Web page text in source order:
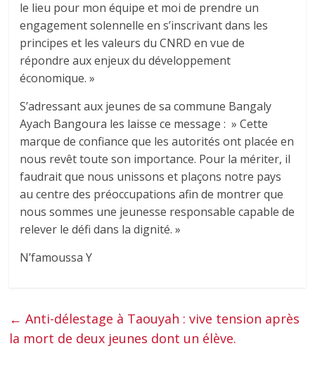
le lieu pour mon équipe et moi de prendre un
engagement solennelle en s’inscrivant dans les
principes et les valeurs du CNRD en vue de
répondre aux enjeux du développement
économique. »
S’adressant aux jeunes de sa commune Bangaly
Ayach Bangoura les laisse ce message : » Cette
marque de confiance que les autorités ont placée en
nous revêt toute son importance. Pour la mériter, il
faudrait que nous unissons et plaçons notre pays
au centre des préoccupations afin de montrer que
nous sommes une jeunesse responsable capable de
relever le défi dans la dignité. »
N’famoussa Y
← Anti-délestage à Taouyah : vive tension après
la mort de deux jeunes dont un élève.